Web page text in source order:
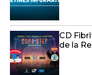
CD
de la